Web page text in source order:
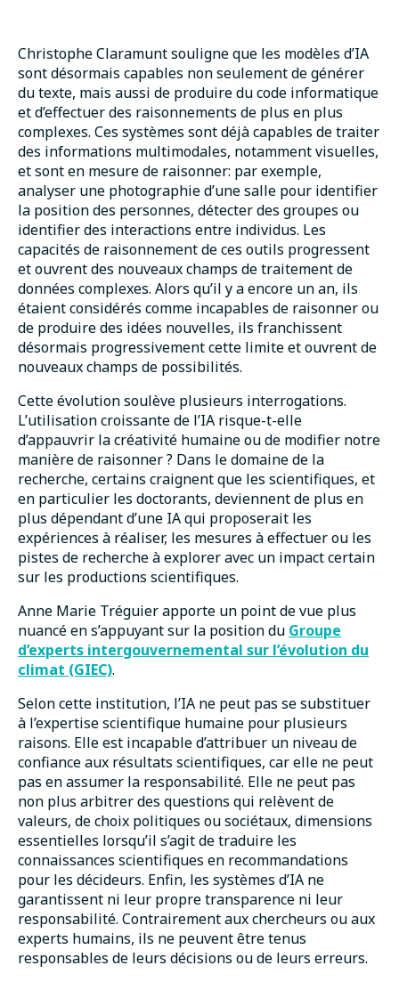
Christophe Claramunt souligne que les modèles d’IA
sont désormais capables non seulement de générer
du texte, mais aussi de produire du code informatique
et d’effectuer des raisonnements de plus en plus
complexes. Ces systèmes sont déjà capables de traiter
des informations multimodales, notamment visuelles,
et sont en mesure de raisonner: par exemple,
analyser une photographie d’une salle pour identifier
la position des personnes, détecter des groupes ou
identifier des interactions entre individus. Les
capacités de raisonnement de ces outils progressent
et ouvrent des nouveaux champs de traitement de
données complexes. Alors qu’il y a encore un an, ils
étaient considérés comme incapables de raisonner ou
de produire des idées nouvelles, ils franchissent
désormais progressivement cette limite et ouvrent de
nouveaux champs de possibilités.
Cette évolution soulève plusieurs interrogations.
L’utilisation croissante de l’IA risque-t-elle
d’appauvrir la créativité humaine ou de modifier notre
manière de raisonner ? Dans le domaine de la
recherche, certains craignent que les scientifiques, et
en particulier les doctorants, deviennent de plus en
plus dépendant d’une IA qui proposerait les
expériences à réaliser, les mesures à effectuer ou les
pistes de recherche à explorer avec un impact certain
sur les productions scientifiques.
Anne Marie Tréguier apporte un point de vue plus
nuancé en s’appuyant sur la position du Groupe
d’experts intergouvernemental sur l’évolution du
climat (GIEC).
Selon cette institution, l’IA ne peut pas se substituer
à l’expertise scientifique humaine pour plusieurs
raisons. Elle est incapable d’attribuer un niveau de
confiance aux résultats scientifiques, car elle ne peut
pas en assumer la responsabilité. Elle ne peut pas
non plus arbitrer des questions qui relèvent de
valeurs, de choix politiques ou sociétaux, dimensions
essentielles lorsqu’il s’agit de traduire les
connaissances scientifiques en recommandations
pour les décideurs. Enfin, les systèmes d’IA ne
garantissent ni leur propre transparence ni leur
responsabilité. Contrairement aux chercheurs ou aux
experts humains, ils ne peuvent être tenus
responsables de leurs décisions ou de leurs erreurs.